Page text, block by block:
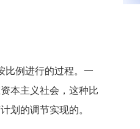
例进行的过程。一
本主义社会，这种比
划的调节实现的。